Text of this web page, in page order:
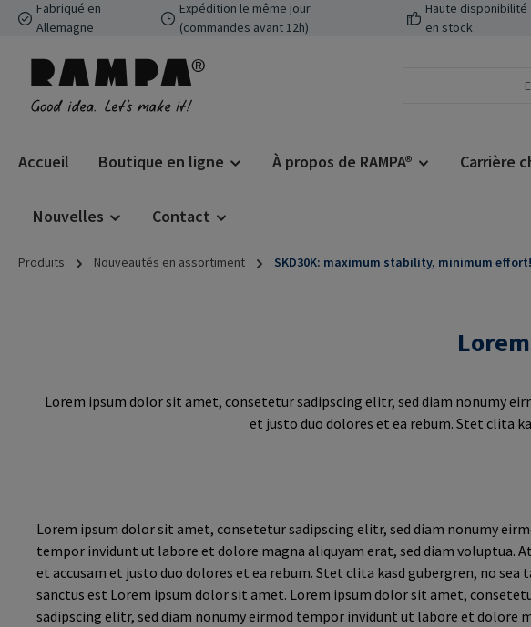
au contenu principal
Passer à la recherche
Passer à la navigation principale
Fabriqué en
Allemagne
Expédition le même jour
(commandes avant 12h)
Haute disponibilité
en stock
Accueil Boutique en ligne À propos de RAMPA® Carrière
Nouvelles Contact
Produits Nouveautés en assortiment SKD30K: maximum stability, minimum effort!
Lorem ipsum dolor sit amet, consetetur sadipscing elitr, sed diam nonumy
et justo duo dolores et ea rebum. Stet clita
Lorem ipsum dolor sit amet, consetetur sadipscing elitr, sed diam nonumy
tempor invidunt ut labore et dolore magna aliquyam erat, sed diam voluptua.
et accusam et justo duo dolores et ea rebum. Stet clita kasd gubergren, no sea
sanctus est Lorem ipsum dolor sit amet. Lorem ipsum dolor sit amet,
sadipscing elitr, sed diam nonumy eirmod tempor invidunt ut labore et dolore